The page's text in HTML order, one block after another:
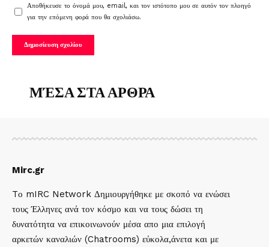
Αποθήκευσε το όνομά μου, email, και τον ιστότοπο μου σε αυτόν τον πλοηγό
για την επόμενη φορά που θα σχολιάσω.
ΜΈΣΑ ΣΤΑ ΑΡΘΡΑ
Mirc.gr
Tο mIRC Network Δημιουργήθηκε με σκοπό να ενώσει
τους Έλληνες ανά τον κόσμο και να τους δώσει τη
δυνατότητα να επικοινωνούν μέσα απο μια επιλογή
αρκετών καναλιών (Chatrooms) εύκολα,άνετα και με